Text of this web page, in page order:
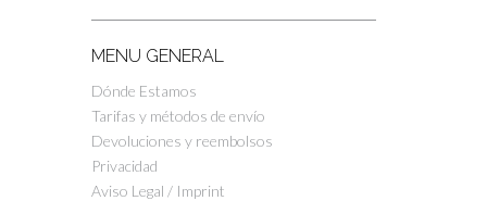
MENU GENERAL
Dónde Estamos
Tarifas y métodos de envío
Devoluciones y reembolsos
Privacidad
Aviso Legal / Imprint